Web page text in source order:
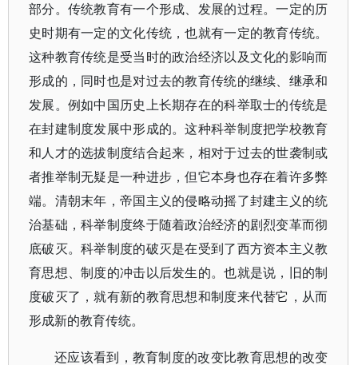
部分。传统教育有一个形成、发展的过程。一定的历
史时期有一定的文化传统，也就有一定的教育传统。
这种教育传统是受当时的政治经济以及文化的影响而
形成的，同时也是对过去的教育传统的继续、继承和
发展。例如中国历史上长期存在的科举取士的传统是
在封建制度发展中形成的。这种科举制度把学校教育
和人才的选拔制度结合起来，相对于过去的世袭制或
者推举制无疑是一种进步，但它本身也存在着许多弊
端。清朝末年，帝国主义的侵略动摇了封建主义的统
治基础，科举制度终于随着政治经济的剧烈变革而彻
底破灭。科举制度的破灭是在受到了西方资本主义教
育思想、制度的冲击以后发生的。也就是说，旧的制
度破灭了，就有新的教育思想和制度来代替它，从而
形成新的教育传统。
还应该看到，教育制度的改变比教育思想的改变